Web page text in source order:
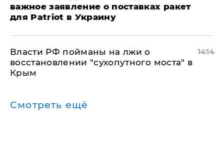
важное заявление о поставках ракет
для Patriot в Украину
Власти РФ пойманы на лжи о
восстановлении "сухопутного моста" в
Крым
14:14
Смотреть ещё